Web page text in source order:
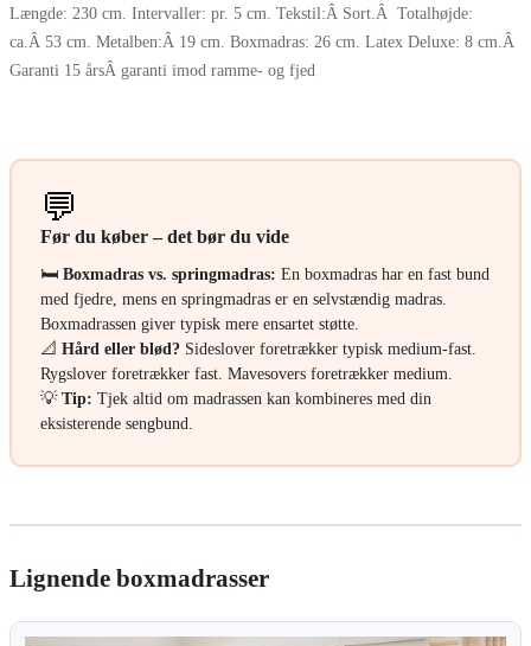
Længde: 230 cm. Intervaller: pr. 5 cm. Tekstil:Â Sort.Â Totalhøjde:
ca.Â 53 cm. Metalben:Â 19 cm. Boxmadras: 26 cm. Latex Deluxe: 8 cm.Â
Garanti 15 årsÂ garanti imod ramme- og fjed
💬
Før du køber – det bør du vide
🛏️ Boxmadras vs. springmadras: En boxmadras har en fast bund
med fjedre, mens en springmadras er en selvstændig madras.
Boxmadrassen giver typisk mere ensartet støtte.
📐 Hård eller blød?Sideslover foretrækker typisk medium-fast.
Rygslover foretrækker fast. Mavesovers foretrækker medium.
💡Tip: Tjek altid om madrassen kan kombineres med din
eksisterende sengbund.
Lignende boxmadrasser